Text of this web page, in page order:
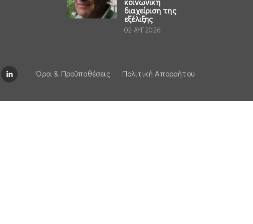
διαχείριση της
εξέλιξης
02 ΑΥΓ 2026
Όροι & Προϋποθέσεις Πολιτική Απορρήτου